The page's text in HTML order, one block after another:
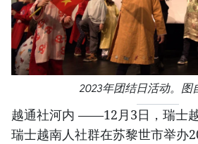
2023年团结日活动。图
越通社河内 ——12月3日，瑞士
瑞士越南人社群在苏黎世市举办